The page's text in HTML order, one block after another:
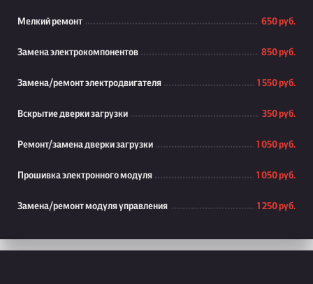
Мелкий ремонт 650 руб.
Замена электрокомпонентов 850 руб.
Замена/ремонт электродвигателя 1 550 руб.
Вскрытие дверки загрузки 350 руб.
Ремонт/замена дверки загрузки 1 050 руб.
Прошивка электронного модуля 1 050 руб.
Замена/ремонт модуля управления 1 250 руб.